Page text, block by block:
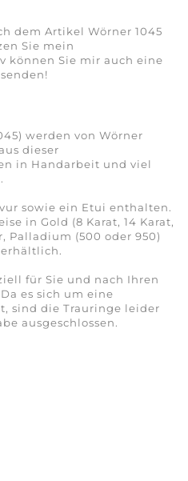
dem Artikel Wörner 1045
Sie mein
können Sie mir auch eine
senden!
werden von Wörner
dieser
in Handarbeit und viel
sowie ein Etui enthalten.
in Gold (8 Karat, 14 Karat,
Palladium (500 oder 950)
für Sie und nach Ihren
es sich um eine
sind die Trauringe leider
ausgeschlossen.